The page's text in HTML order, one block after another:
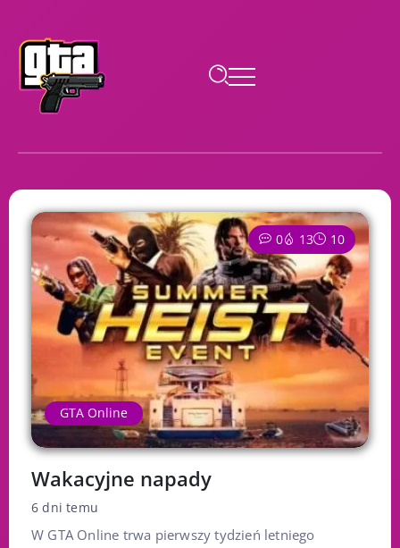
0 13 10
GTA Online
Wakacyjne napady
6 dni temu
W GTA Online trwa pierwszy tydzień letniego